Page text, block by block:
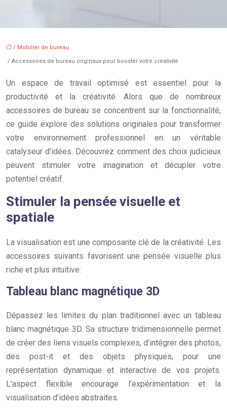
/ Mobilier de bureau
/ Accessoires de bureau originaux pour booster votre créativité
Un espace de travail optimisé est essentiel pour la
productivité et la créativité. Alors que de nombreux
accessoires de bureau se concentrent sur la fonctionnalité,
ce guide explore des solutions originales pour transformer
votre environnement professionnel en un véritable
catalyseur d’idées. Découvrez comment des choix judicieux
peuvent stimuler votre imagination et décupler votre
potentiel créatif.
Stimuler la pensée visuelle et
spatiale
La visualisation est une composante clé de la créativité. Les
accessoires suivants favorisent une pensée visuelle plus
riche et plus intuitive:
Tableau blanc magnétique 3D
Dépassez les limites du plan traditionnel avec un tableau
blanc magnétique 3D. Sa structure tridimensionnelle permet
de créer des liens visuels complexes, d’intégrer des photos,
des post-it et des objets physiques, pour une
représentation dynamique et interactive de vos projets.
L’aspect flexible encourage l’expérimentation et la
visualisation d’idées abstraites.